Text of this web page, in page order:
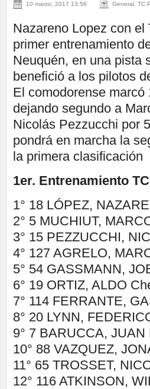
10 marzo, 2017 13:56 General, TC
Nazareno Lopez con
primer entrenamiento
Neuquén, en una pista
benefició a los pilotos
El comodorense
dejando segundo a
Nicolás Pezzucchi por
pondrá en marcha la
la primera clasificación
1er. Entrenamiento
1° 18 LÓPEZ,
2° 5 MUCHIUT,
3° 15 PEZZUCCHI,
4° 127 AGRELO,
5° 54 GASSMANN,
6° 19 ORTIZ, ALDO
7° 114 FERRANTE,
8° 20 LYNN,
9° 7 BARUCCA, JUAN
10° 88 VAZQUEZ,
11° 65 TROSSET,
12° 116 ATKINSON,